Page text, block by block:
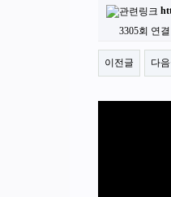
3305회 연결
이전글 다